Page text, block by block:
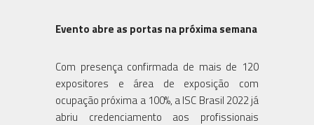
Evento abre as portas na próxima semana
Com presença confirmada de mais de 120
expositores e área de exposição com
ocupação próxima a 100%, a ISC Brasil 2022 já
abriu credenciamento aos profissionais